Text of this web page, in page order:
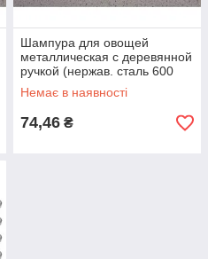
Шампура для овощей
металлическая с деревянной
ручкой (нержав. сталь 600
мм)
Немає в наявності
74,46 ₴